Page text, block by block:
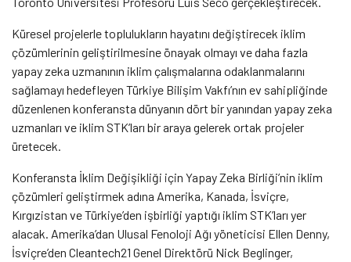
Küresel projelerle toplulukların hayatını değiştirecek iklim
çözümlerinin geliştirilmesine önayak olmayı ve daha fazla
yapay zeka uzmanının iklim çalışmalarına odaklanmalarını
sağlamayı hedefleyen Türkiye Bilişim Vakfı’nın ev sahipliğinde
düzenlenen konferansta dünyanın dört bir yanından yapay zeka
uzmanları ve iklim STK’ları bir araya gelerek ortak projeler
üretecek.
Konferansta İklim Değişikliği için Yapay Zeka Birliği’nin iklim
çözümleri geliştirmek adına Amerika, Kanada, İsviçre,
Kırgızistan ve Türkiye’den işbirliği yaptığı iklim STK’ları yer
alacak. Amerika’dan Ulusal Fenoloji Ağı yöneticisi Ellen Denny,
İsviçre’den Cleantech21 Genel Direktörü Nick Beglinger,